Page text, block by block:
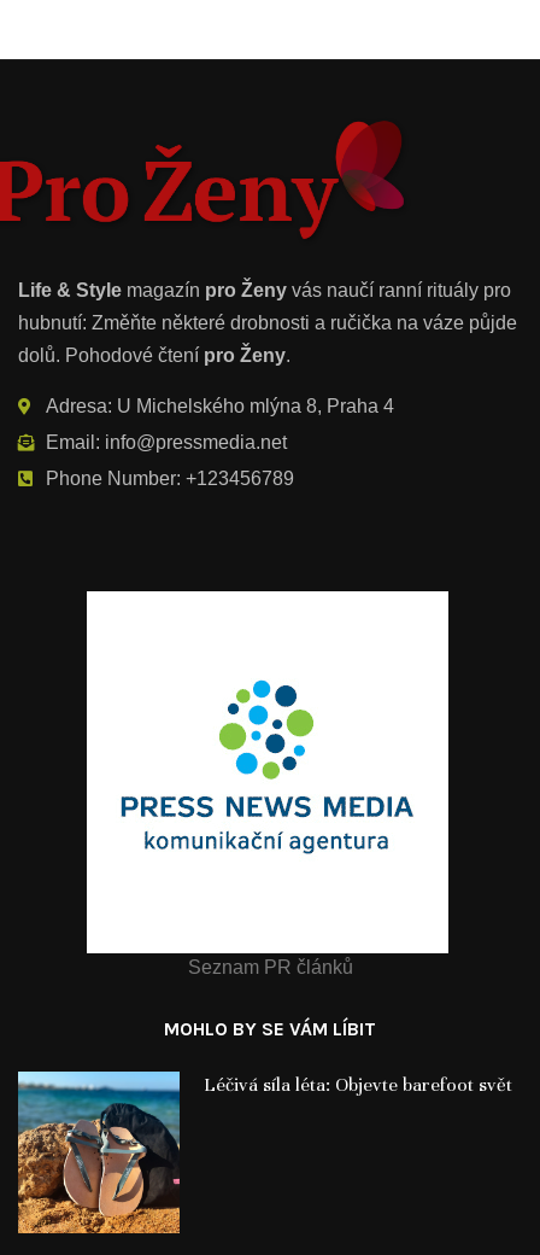
Life & Style magazín pro Ženy vás naučí ranní rituály pro
hubnutí: Změňte některé drobnosti a ručička na váze půjde
dolů. Pohodové čtení pro Ženy.
Adresa: U Michelského mlýna 8, Praha 4
Email: info@pressmedia.net
Phone Number: +123456789
Seznam PR článků
MOHLO BY SE VÁM LÍBIT
Léčivá síla léta: Objevte barefoot svět